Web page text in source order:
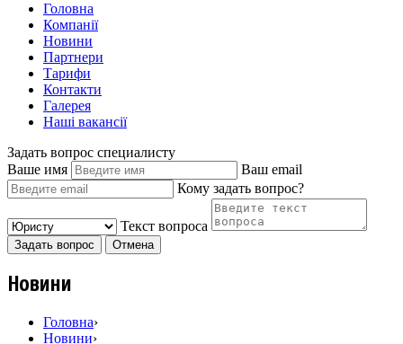
Головна
Компанії
Новини
Партнери
Тарифи
Контакти
Галерея
Наші вакансії
Задать вопрос специалисту
Ваше имя
Ваш email
Кому задать вопрос?
Текст вопроса
Задать вопрос Отмена
Новини
Головна›
Новини›